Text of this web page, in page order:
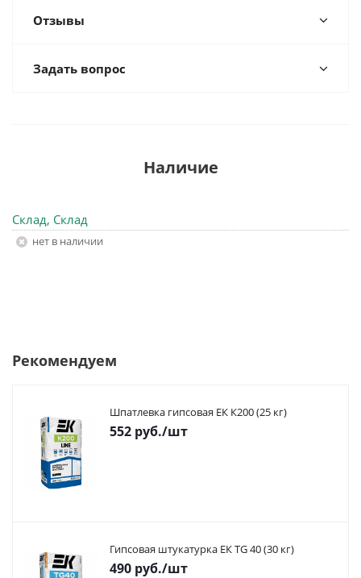
Отзывы
Задать вопрос
Наличие
Склад, Склад
Нет в наличии
Рекомендуем
Шпатлевка гипсовая ЕК К200 (25 кг)
552 руб./шт
Гипсовая штукатурка ЕК TG 40 (30 кг)
490 руб./шт